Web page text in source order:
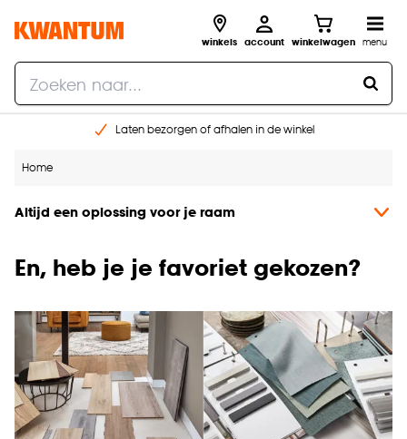
winkels account winkelwagen menu
Laten bezorgen of afhalen in de winkel
Home
Altijd een oplossing voor je raam
En, heb je je favoriet gekozen?